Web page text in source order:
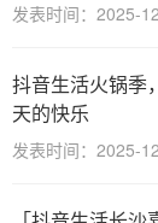
发表时间：2025-
抖音生活火锅季
天的快乐
发表时间：2025-